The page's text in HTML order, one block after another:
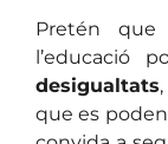
Pretén
l’educació
desigualtats
que es